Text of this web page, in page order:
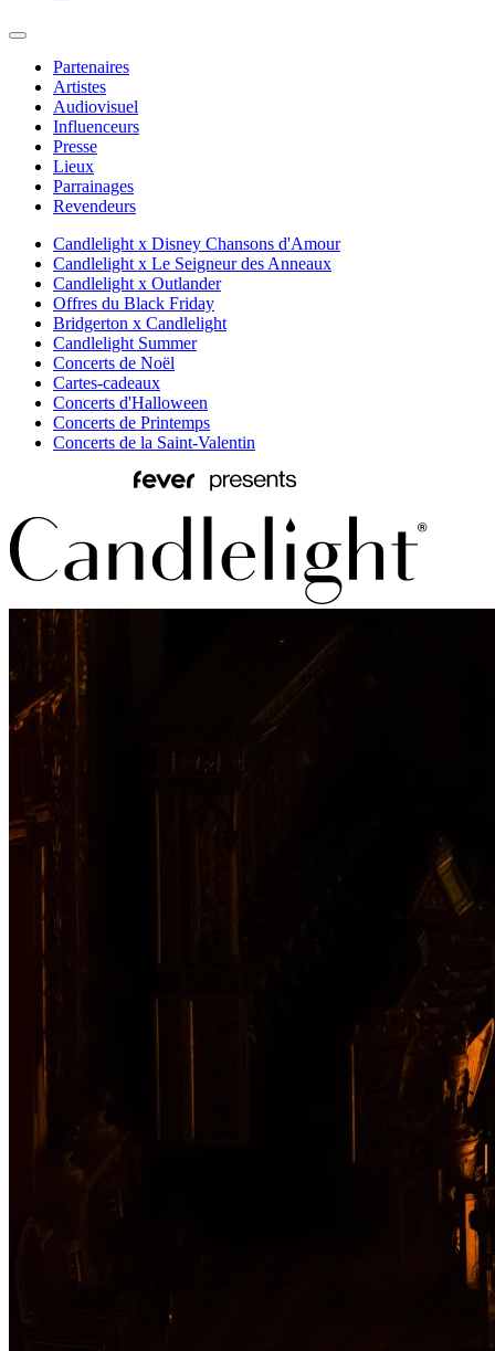
Partenaires
Artistes
Audiovisuel
Influenceurs
Presse
Lieux
Parrainages
Revendeurs
Candlelight x Disney Chansons d'Amour
Candlelight x Le Seigneur des Anneaux
Candlelight x Outlander
Offres du Black Friday
Bridgerton x Candlelight
Candlelight Summer
Concerts de Noël
Cartes-cadeaux
Concerts d'Halloween
Concerts de Printemps
Concerts de la Saint-Valentin